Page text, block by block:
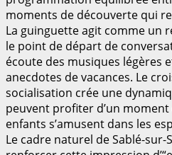
moments de découverte qui
La guinguette agit comme un
le point de départ de
écoute des musiques légères
anecdotes de vacances. Le
socialisation crée une
peuvent profiter d’un
enfants s’amusent dans les
Le cadre naturel de Sablé-